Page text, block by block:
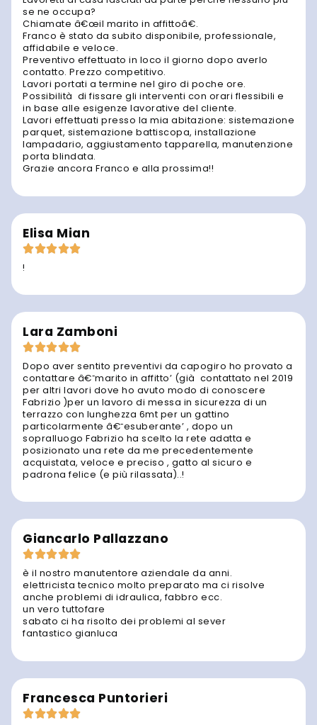
se ne occupa?
Chiamate â€œil marito in affittoâ€.
Franco è stato da subito disponibile, professionale,
affidabile e veloce.
Preventivo effettuato in loco il giorno dopo averlo
contatto. Prezzo competitivo.
Lavori portati a termine nel giro di poche ore.
Possibilità di fissare gli interventi con orari flessibili e
in base alle esigenze lavorative del cliente.
Lavori effettuati presso la mia abitazione: sistemazione
parquet, sistemazione battiscopa, installazione
lampadario, aggiustamento tapparella, manutenzione
porta blindata.
Grazie ancora Franco e alla prossima!!
Elisa Mian
!
Lara Zamboni
Dopo aver sentito preventivi da capogiro ho provato a
contattare â€˜marito in affitto’ (già contattato nel 2019
per altri lavori dove ho avuto modo di conoscere
Fabrizio )per un lavoro di messa in sicurezza di un
terrazzo con lunghezza 6mt per un gattino
particolarmente â€˜esuberante’ , dopo un
sopralluogo Fabrizio ha scelto la rete adatta e
posizionato una rete da me precedentemente
acquistata, veloce e preciso , gatto al sicuro e
padrona felice (e più rilassata)..!
Giancarlo Pallazzano
è il nostro manutentore aziendale da anni.
elettricista tecnico molto preparato ma ci risolve
anche problemi di idraulica, fabbro ecc.
un vero tuttofare
sabato ci ha risolto dei problemi al sever
fantastico gianluca
Francesca Puntorieri